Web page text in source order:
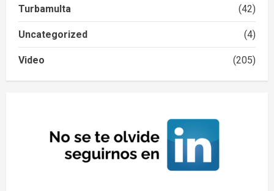
Turbamulta (42)
Uncategorized (4)
Video (205)